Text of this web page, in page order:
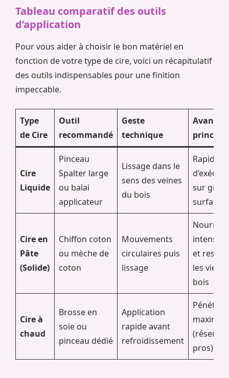
Tableau comparatif des outils
d’application
Pour vous aider à choisir le bon matériel en
fonction de votre type de cire, voici un récapitulatif
des outils indispensables pour une finition
impeccable.
Type
de Cire
Outil
recommandé
Geste
technique
principal
Cire
Liquide
Pinceau
Spalter large
ou balai
applicateur
Lissage dans le
sens des veines
du bois
Rapidité
sur
surfaces
Cire en
Pâte
(Solide)
Chiffon coton
ou mèche de
coton
Mouvements
circulaires puis
lissage
Nourrit
et
les vieux
bois
Cire à
chaud
Brosse en
soie ou
pinceau dédié
Application
rapide avant
refroidissement
(réservé
pros)